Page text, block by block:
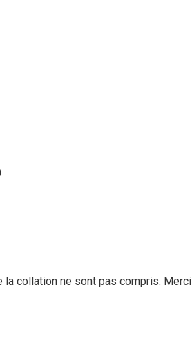
la collation ne sont pas compris.